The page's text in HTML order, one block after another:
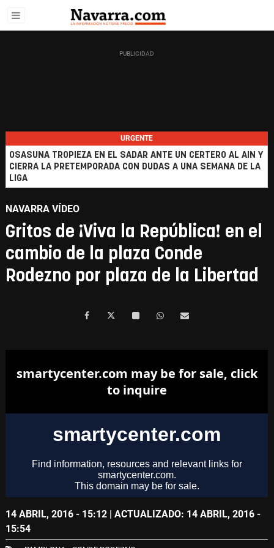
URGENTE
OSASUNA TROPIEZA EN EL SADAR ANTE UN CERTERO AL AIN Y
CIERRA LA PRETEMPORADA CON DUDAS A UNA SEMANA DE LA
LIGA
NAVARRA VÍDEO
Gritos de ¡Viva la República! en el
cambio de la plaza Conde
Rodezno por plaza de la Libertad
14 ABRIL, 2016 - 15:12 | ACTUALIZADO: 14 ABRIL, 2016 -
15:54